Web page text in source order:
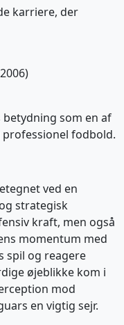
karriere, der
som en af
professionel fodbold.
ved en
strategisk
kraft, men også
momentum med
spil og reagere
øjeblikke kom i
mod
en vigtig sejr.